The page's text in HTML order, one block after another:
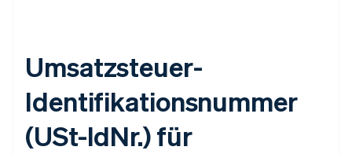
Umsatzsteuer-
Identifikationsnummer
(USt-IdNr.) für